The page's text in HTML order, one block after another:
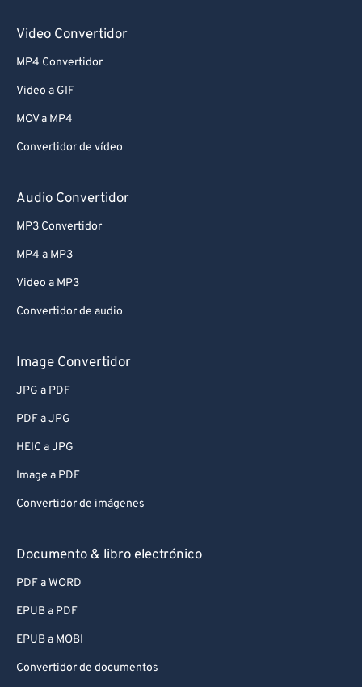
Video Convertidor
MP4 Convertidor
Video a GIF
MOV a MP4
Convertidor de vídeo
Audio Convertidor
MP3 Convertidor
MP4 a MP3
Video a MP3
Convertidor de audio
Image Convertidor
JPG a PDF
PDF a JPG
HEIC a JPG
Image a PDF
Convertidor de imágenes
Documento & libro electrónico
PDF a WORD
EPUB a PDF
EPUB a MOBI
Convertidor de documentos